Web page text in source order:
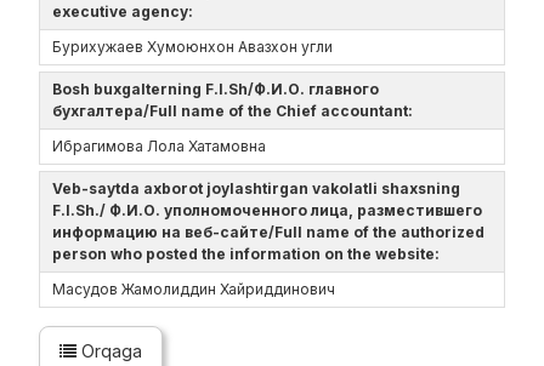
executive agency:
Бурихужаев Хумоюнхон Авазхон угли
Bosh buxgalterning F.I.Sh/Ф.И.О. главного
бухгалтера/Full name of the Chief accountant:
Ибрагимова Лола Хатамовна
Veb-saytda axborot joylashtirgan vakolatli shaxsning
F.I.Sh./ Ф.И.О. уполномоченного лица, разместившего
информацию на веб-сайте/Full name of the authorized
person who posted the information on the website:
Масудов Жамолиддин Хайриддинович
Orqaga